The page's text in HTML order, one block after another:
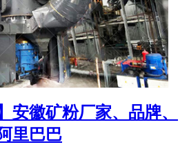
安徽矿粉厂家、品牌、
里巴巴